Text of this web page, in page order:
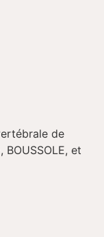
de
et